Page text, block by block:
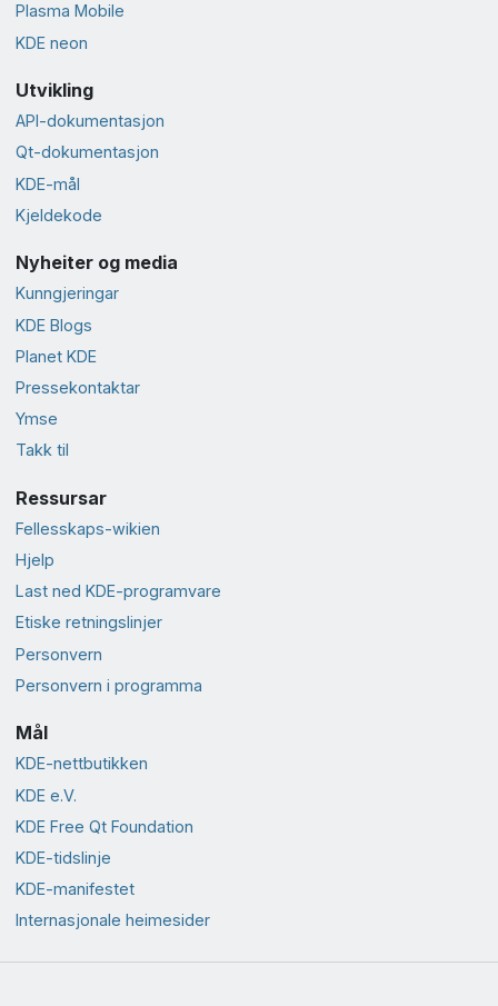
Plasma Mobile
KDE neon
Utvikling
API-dokumentasjon
Qt-dokumentasjon
KDE-mål
Kjeldekode
Nyheiter og media
Kunngjeringar
KDE Blogs
Planet KDE
Presse­kontaktar
Ymse
Takk til
Ressursar
Fellesskaps-wikien
Hjelp
Last ned KDE-programvare
Etiske retningslinjer
Personvern
Personvern i programma
Mål
KDE-nettbutikken
KDE e.V.
KDE Free Qt Foundation
KDE-tidslinje
KDE-manifestet
Internasjonale heimesider